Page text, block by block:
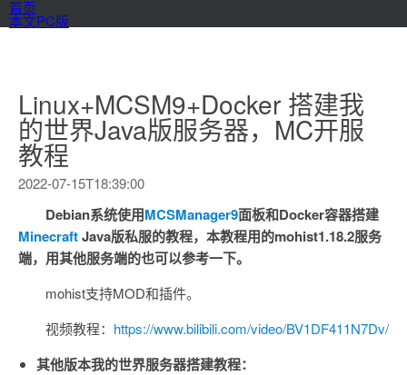
首页
本文PC版
Linux+MCSM9+Docker 搭建我
的世界Java版服务器，MC开服
教程
2022-07-15T18:39:00
Debian系统使用MCSManager9面板和Docker容器搭建
MinecraftJava版私服的教程，本教程用的mohist1.18.2服务
端，用其他服务端的也可以参考一下。
mohist支持MOD和插件。
视频教程： https://www.bilibili.com/video/BV1DF411N7Dv/
其他版本我的世界服务器搭建教程：